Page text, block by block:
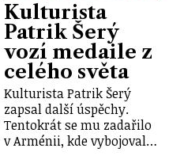
Kulturista
Patrik Šerý
vozí medaile z
celého světa
Kulturista Patrik Šerý
zapsal další úspěchy.
Tentokrát se mu zadařilo
v Arménii, kde vybojoval…